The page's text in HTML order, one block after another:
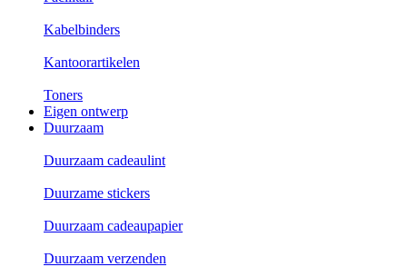
Kabelbinders
Kantoorartikelen
Toners
Eigen ontwerp
Duurzaam
Duurzaam cadeaulint
Duurzame stickers
Duurzaam cadeaupapier
Duurzaam verzenden